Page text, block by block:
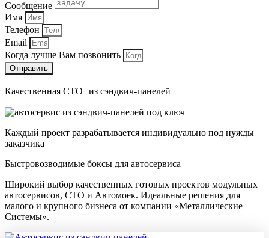
Сообщение
Имя
Телефон
Email
Когда лучше Вам позвонить
Отправить
Качественная СТО из сэндвич-панелей
Каждый проект разрабатывается индивидуально под нужды
заказчика
Быстровозводимые боксы для автосервиса
Широкий выбор качественных готовых проектов модульных
автосервисов, СТО и Автомоек. Идеальные решения для
малого и крупного бизнеса от компании «Металлические
Cистемы».